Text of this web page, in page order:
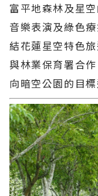
富平地森林及星
音樂表演及綠色
結花蓮星空特色
與林業保育署合
向暗空公園的目標